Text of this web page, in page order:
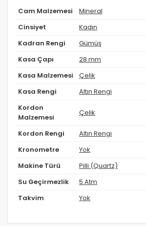
Cam Malzemesi Mineral
Cinsiyet Kadın
Kadran Rengi Gümüş
Kasa Çapı 28 mm
Kasa Malzemesi Çelik
Kasa Rengi Altın Rengi
Kordon
Malzemesi
Çelik
Kordon Rengi Altın Rengi
Kronometre Yok
Makine Türü Pilli (Quartz)
Su Geçirmezlik 5 Atm
Takvim Yok